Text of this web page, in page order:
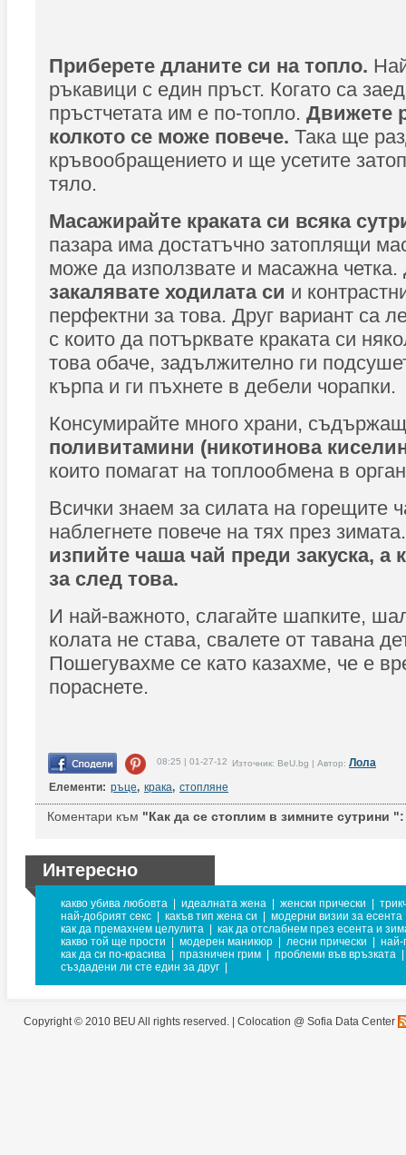
Приберете дланите си на топло.
ръкавици с един пръст. Когато са
пръстчетата им е по-топло. Движете
колкото се може повече. Така ще
кръвообращението и ще усетите
тяло.
Масажирайте краката си всяка
пазара има достатъчно затоплящи
може да използвате и масажна
закалявате ходилата си и
перфектни за това. Друг вариант са
с които да потърквате краката си
това обаче, задължително ги
кърпа и ги пъхнете в дебели чорапки.
Консумирайте много храни,
поливитамини (никотинова
които помагат на топлообмена в
Всички знаем за силата на горещите
наблегнете повече на тях през зимата.
изпийте чаша чай преди закуска, а
за след това.
И най-важното, слагайте шапките,
колата не става, свалете от тавана
Пошегувахме се като казахме, че е
пораснете.
08:25 | 01-27-12 Източник: BeU.bg | Автор: Лола
Елементи: ръце, крака, стопляне
Коментари към "Как да се стоплим в зимните сутрини ":
Интересно
какво убива любовта идеалната жена женски прически
най-добрият секс
какъв тип жена си
модерни визии за есента
как да премахнем целулита
как да отслабнем през есента и
какво той ще прости
модерен маникюр лесни прически
най-
как да си по-красива
празничен грим проблеми във връзката
създадени ли сте един за друг
Copyright © 2010 BEU All rights reserved. | Colocation @ Sofia Data Center